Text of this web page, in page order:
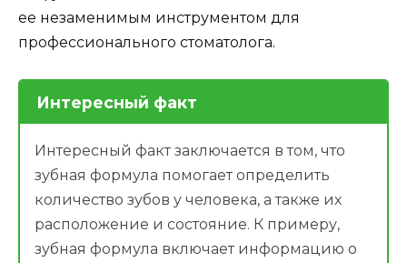
ее незаменимым инструментом для
профессионального стоматолога.
Интересный факт
Интересный факт заключается в том, что
зубная формула помогает определить
количество зубов у человека, а также их
расположение и состояние. К примеру,
зубная формула включает информацию о